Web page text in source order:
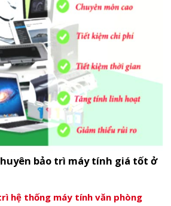
bảo trì máy tính giá tốt ở
hệ thống máy tính văn phòng